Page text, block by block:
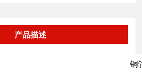
为提高产品质量和缩短退火周期，内罩
一般为炉台数量的一半多1个，冷却罩
产品描述
铜